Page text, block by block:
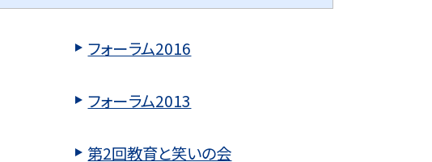
フォーラム2016
フォーラム2013
第2回教育と笑いの会